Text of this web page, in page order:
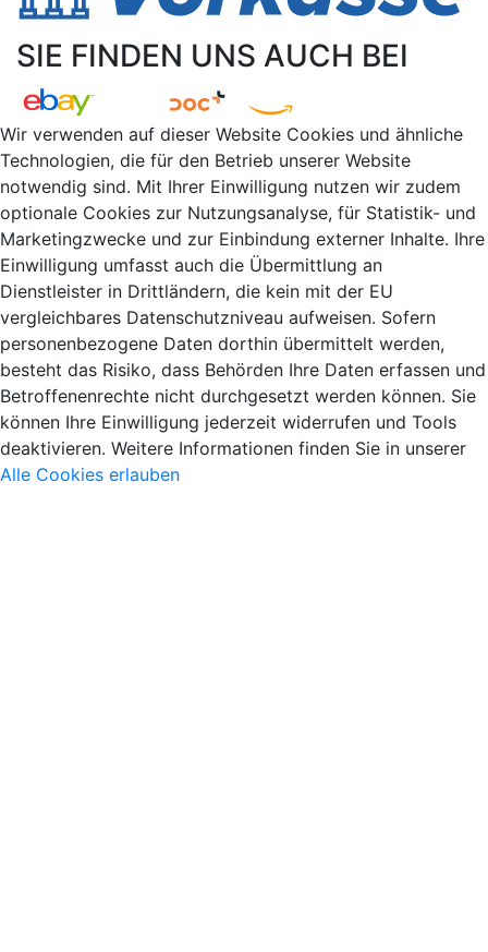
SIE FINDEN UNS AUCH BEI
Wir verwenden auf dieser Website Cookies und ähnliche
Technologien, die für den Betrieb unserer Website
notwendig sind. Mit Ihrer Einwilligung nutzen wir zudem
optionale Cookies zur Nutzungsanalyse, für Statistik- und
Marketingzwecke und zur Einbindung externer Inhalte. Ihre
Einwilligung umfasst auch die Übermittlung an
Dienstleister in Drittländern, die kein mit der EU
vergleichbares Datenschutzniveau aufweisen. Sofern
personenbezogene Daten dorthin übermittelt werden,
besteht das Risiko, dass Behörden Ihre Daten erfassen und
Betroffenenrechte nicht durchgesetzt werden können. Sie
können Ihre Einwilligung jederzeit widerrufen und Tools
deaktivieren. Weitere Informationen finden Sie in unserer
Alle Cookies erlauben